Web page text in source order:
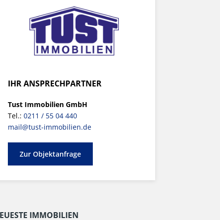
IHR ANSPRECHPARTNER
Tust Immobilien GmbH
Tel.: 0211 / 55 04 440
mail@tust-immobilien.de
Zur Objektanfrage
IMMOBILIEN